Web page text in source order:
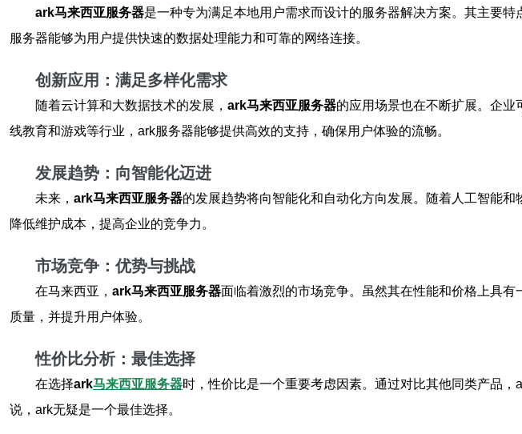
ark马来西亚服务器是一种专为满足本地用户需求而设计的服务器解决方案。其主要
服务器能够为用户提供快速的数据处理能力和可靠的网络连接。
创新应用：满足多样化需求
随着云计算和大数据技术的发展， ark马来西亚服务器的应用场景也在不断扩展。企
线教育和游戏等行业，ark服务器能够提供高效的支持，确保用户体验的流畅。
发展趋势：向智能化迈进
未来， ark马来西亚服务器的发展趋势将向智能化和自动化方向发展。随着人工智能
降低维护成本，提高企业的竞争力。
市场竞争：优势与挑战
在马来西亚， ark马来西亚服务器面临着激烈的市场竞争。虽然其在性能和价格上具
质量，并提升用户体验。
性价比分析：最佳选择
在选择ark马来西亚服务器时，性价比是一个重要考虑因素。通过对比其他同类产品
说，ark无疑是一个最佳选择。